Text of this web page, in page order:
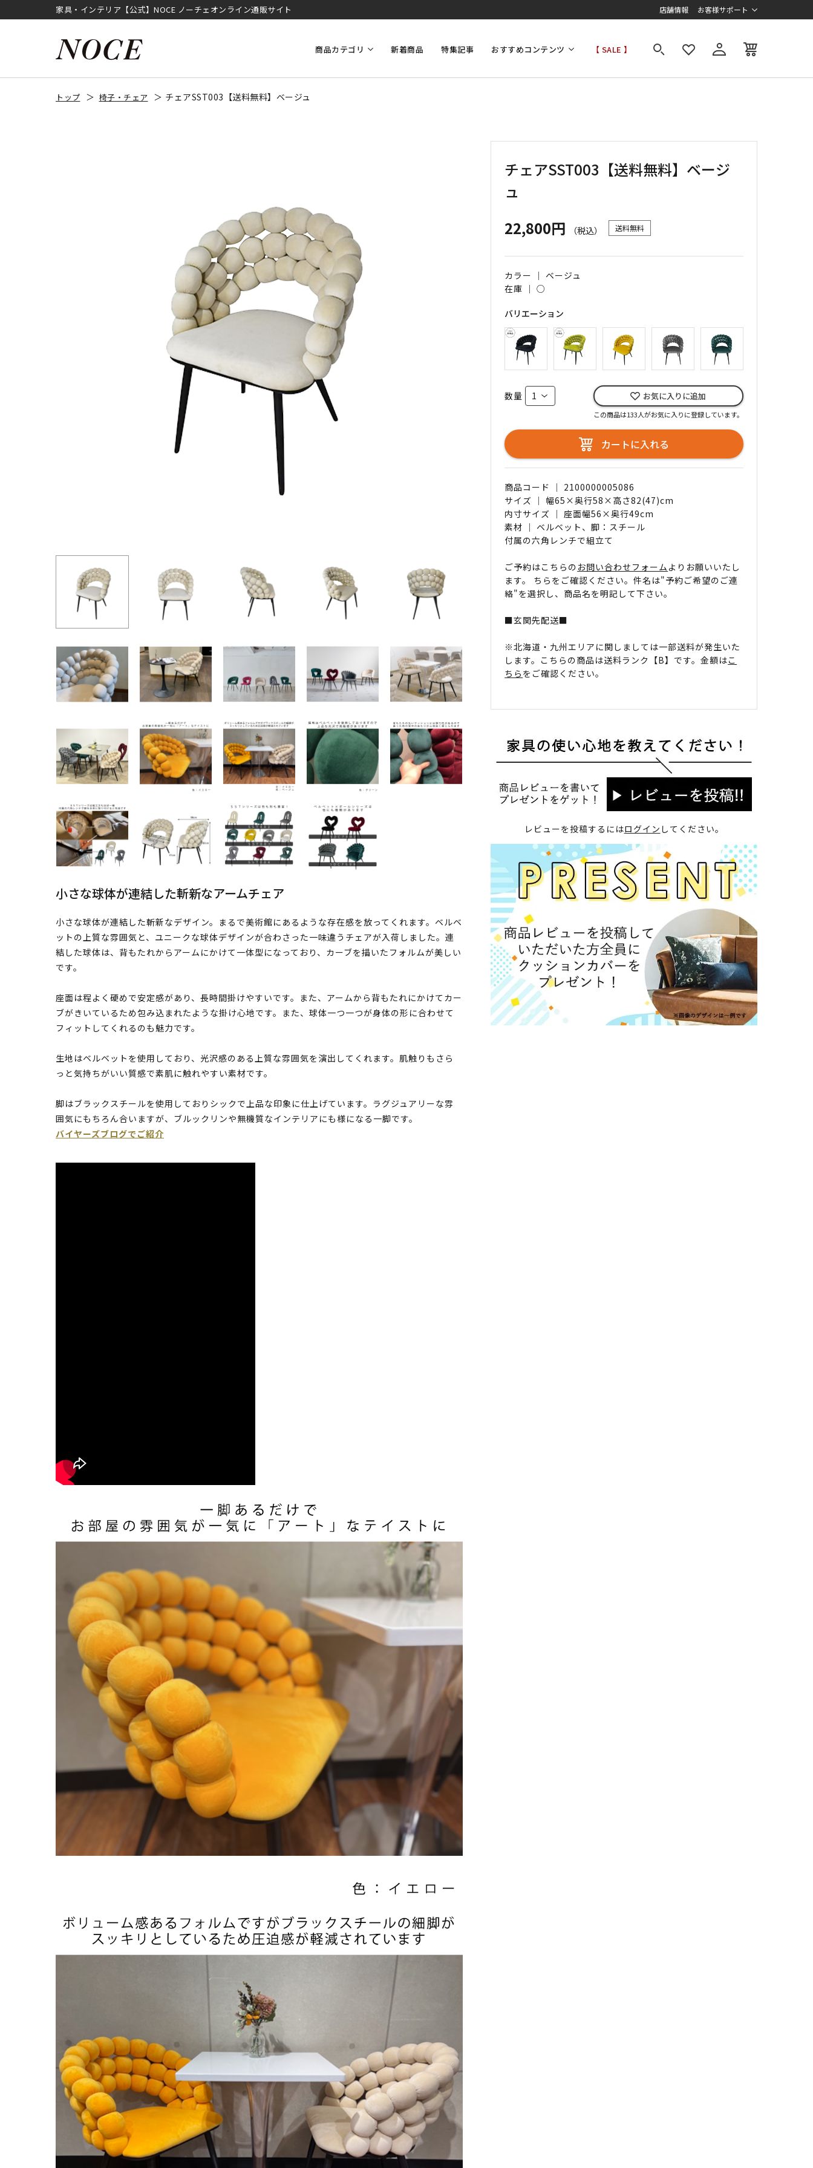
家具・インテリア【公式】NOCE ノーチェオンライン通販サイト 店舗情報 お客様サポート
商品カテゴリ 新着商品 特集記事 おすすめコンテンツ 【 SALE 】
トップ 椅子・チェア チェアSST003【送料無料】ベージュ
小さな球体が連結した斬新なアームチェア
小さな球体が連結した斬新なデザイン。まるで美術館にあるような存在感を放ってくれます。ベルベ
ットの上質な雰囲気と、ユニークな球体デザインが合わさった一味違うチェアが入荷しました。連
結した球体は、背もたれからアームにかけて一体型になっており、カーブを描いたフォルムが美しい
です。
座面は程よく硬めで安定感があり、長時間掛けやすいです。また、アームから背もたれにかけてカー
ブがきいているため包み込まれたような掛け心地です。また、球体一つ一つが身体の形に合わせて
フィットしてくれるのも魅力です。
生地はベルベットを使用しており、光沢感のある上質な雰囲気を演出してくれます。肌触りもさら
っと気持ちがいい質感で素肌に触れやすい素材です。
脚はブラックスチールを使用しておりシックで上品な印象に仕上げています。ラグジュアリーな雰
囲気にもちろん合いますが、ブルックリンや無機質なインテリアにも様になる一脚です。
バイヤーズブログでご紹介
チェアSST003【送料無料】ベージ
ュ
22,800円
（税込） 送料無料
カラー ｜ ベージュ
在庫 ｜○
バリエーション
数量 お気に入りに追加
この商品は133人がお気に入りに登録しています。
カートに入れる
商品コード ｜ 2100000005086
サイズ ｜ 幅65×奥行58×高さ82(47)cm
内寸サイズ ｜ 座面幅56×奥行49cm
素材 ｜ ベルベット、脚：スチール
付属の六角レンチで組立て
ご予約はこちらの お問い合わせフォーム よりお願いいたし
ます。 ちらをご確認ください。件名は"予約ご希望のご連
絡"を選択し、商品名を明記して下さい。
■玄関先配送■
※北海道・九州エリアに関しましては一部送料が発生いた
します。こちらの商品は送料ランク【B】です。金額はこ
ちら をご確認ください。
レビューを投稿するにはログイン してください。